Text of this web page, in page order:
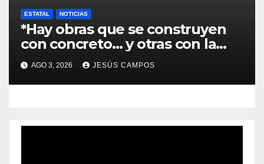
ESTATAL NOTICIAS
*Hay obras que se construyen
con concreto… y otras con la
convicción de brindar una
mejor atención a quienes más
lo necesitan.*
AGO 3, 2026 JESÚS CAMPOS